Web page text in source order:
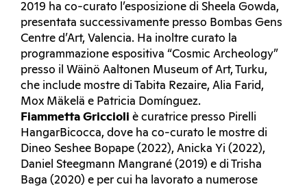
2019 ha co-curato l’esposizione di Sheela Gowda,
presentata successivamente presso Bombas Gens
Centre d’Art, Valencia. Ha inoltre curato la
programmazione espositiva “Cosmic Archeology”
presso il Wäinö Aaltonen Museum of Art, Turku,
che include mostre di Tabita Rezaire, Alia Farid,
Mox Mäkelä e Patricia Domínguez.
Fiammetta Griccioli è curatrice presso Pirelli
HangarBicocca, dove ha co-curato le mostre di
Dineo Seshee Bopape (2022), Anicka Yi (2022),
Daniel Steegmann Mangrané (2019) e di Trisha
Baga (2020) e per cui ha lavorato a numerose